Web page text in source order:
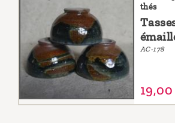
thés
AC-178
19,00